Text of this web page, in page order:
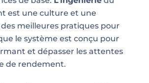
est une culture et une
meilleures pratiques pour
le système est conçu pour
et dépasser les attentes
de rendement.